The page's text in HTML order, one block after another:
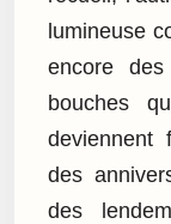
lumineuse
encore
bouches
deviennent
des
des